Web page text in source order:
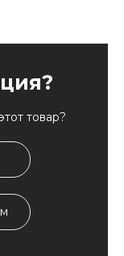
товар?